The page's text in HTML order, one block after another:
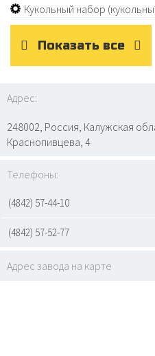
Кукольный набор
Показать все
Адрес:
248002, Россия, Калужская
Краснопивцева, 4
Телефоны:
(4842) 57-44-10
(4842) 57-52-77
Адрес завода на карте